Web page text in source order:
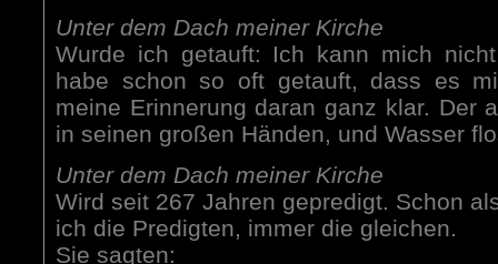
Unter dem Dach meiner Kirche
Wurde ich getauft: Ich kann mich
habe schon so oft getauft, dass es
meine Erinnerung daran ganz klar. Der
in seinen großen Händen, und Wasser
Unter dem Dach meiner Kirche
Wird seit 267 Jahren gepredigt. Schon
ich die Predigten, immer die gleichen.
Sie sagten: